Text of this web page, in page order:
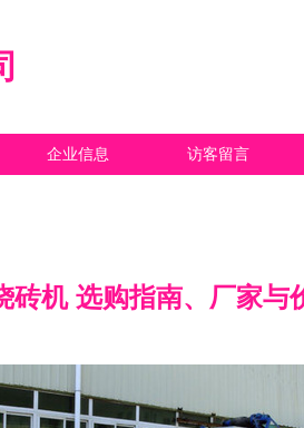
企业信息 访客留言
砖机 选购指南、厂家与